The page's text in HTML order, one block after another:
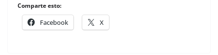
Comparte esto:
Facebook X